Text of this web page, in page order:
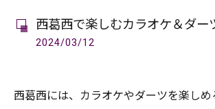
西葛西で楽しむカラオケ＆ダー
2024/03/12
西葛西には、カラオケやダーツを楽しめ